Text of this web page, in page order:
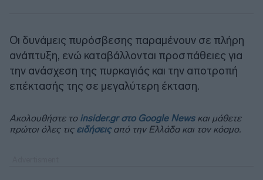
Οι δυνάμεις πυρόσβεσης παραμένουν σε πλήρη
ανάπτυξη, ενώ καταβάλλονται προσπάθειες για
την ανάσχεση της πυρκαγιάς και την αποτροπή
επέκτασής της σε μεγαλύτερη έκταση.
Ακολουθήστε το insider.gr στο Google Newsκαι μάθετε
πρώτοι όλες τις ειδήσειςαπό την Ελλάδα και τον κόσμο.